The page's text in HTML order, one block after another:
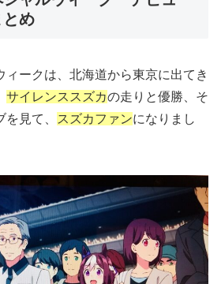
め
ィークは、北海道から東京に出てき
サイレンススズカの走りと優勝、そ
見て、
スズカファンになりまし